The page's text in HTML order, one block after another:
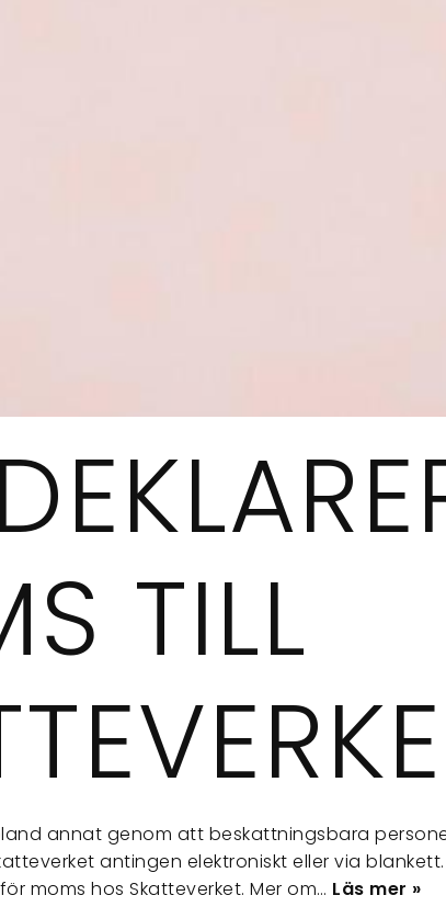
TILL
annat genom att beskattningsbara
antingen elektroniskt eller via
moms hos Skatteverket. Mer om… Läs mer »